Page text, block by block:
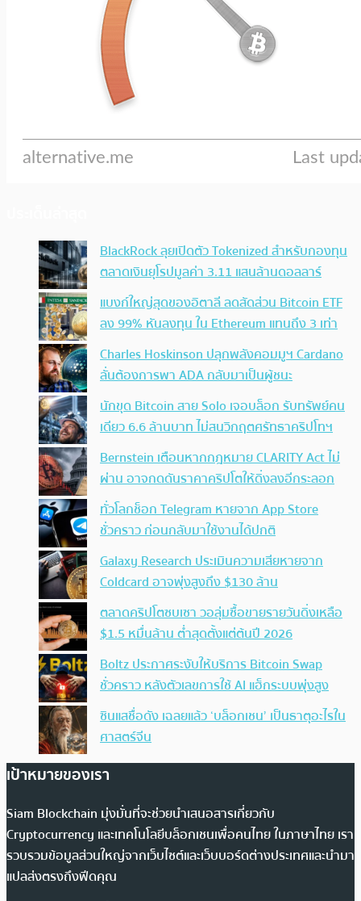
BlackRock ลุยเปิดตัว Tokenized สำหรับกองทุน
ตลาดเงินยุโรปมูลค่า 3.11 แสนล้านดอลลาร์
แบงก์ใหญ่สุดของอิตาลี ลดสัดส่วน Bitcoin ETF
ลง 99% หันลงทุน ใน Ethereum แทนถึง 3 เท่า
Charles Hoskinson ปลุกพลังคอมมูฯ Cardano
ลั่นต้องการพา ADA กลับมาเป็นผู้ชนะ
นักขุด Bitcoin สาย Solo เจอบล็อก รับทรัพย์คน
เดียว 6.6 ล้านบาท ไม่สนวิกฤตศรัทธาคริปโทฯ
Bernstein เตือนหากกฎหมาย CLARITY Act ไม่
ผ่าน อาจกดดันราคาคริปโตให้ดิ่งลงอีกระลอก
ทั่วโลกช็อก Telegram หายจาก App Store
ชั่วคราว ก่อนกลับมาใช้งานได้ปกติ
Galaxy Research ประเมินความเสียหายจาก
Coldcard อาจพุ่งสูงถึง $130 ล้าน
ตลาดคริปโตซบเซา วอลุ่มซื้อขายรายวันดิ่งเหลือ
$1.5 หมื่นล้าน ต่ำสุดตั้งแต่ต้นปี 2026
Boltz ประกาศระงับให้บริการ Bitcoin Swap
ชั่วคราว หลังตัวเลขการใช้ AI แฮ็กระบบพุ่งสูง
ซินแสชื่อดัง เฉลยแล้ว ‘บล็อกเชน’ เป็นธาตุอะไรใน
ศาสตร์จีน
เป้าหมายของเรา
Siam Blockchain มุ่งมั่นที่จะช่วยนำเสนอสารเกี่ยวกับ
Cryptocurrency และเทคโนโลยีบล็อกเชนเพื่อคนไทย ในภาษาไทย เรา
รวบรวมข้อมูลส่วนใหญ่จากเว็บไซต์และเว็บบอร์ดต่างประเทศและนำมา
แปลส่งตรงถึงฟีดคุณ